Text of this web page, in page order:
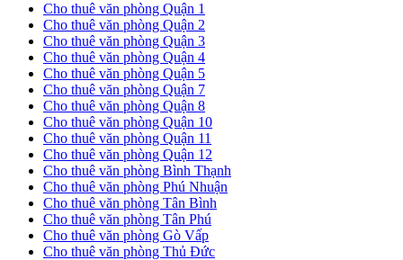
Cho thuê văn phòng Quận 1
Cho thuê văn phòng Quận 2
Cho thuê văn phòng Quận 3
Cho thuê văn phòng Quận 4
Cho thuê văn phòng Quận 5
Cho thuê văn phòng Quận 7
Cho thuê văn phòng Quận 8
Cho thuê văn phòng Quận 10
Cho thuê văn phòng Quận 11
Cho thuê văn phòng Quận 12
Cho thuê văn phòng Bình Thạnh
Cho thuê văn phòng Phú Nhuận
Cho thuê văn phòng Tân Bình
Cho thuê văn phòng Tân Phú
Cho thuê văn phòng Gò Vấp
Cho thuê văn phòng Thủ Đức